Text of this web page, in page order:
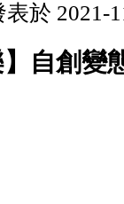
於 2021-
】自創